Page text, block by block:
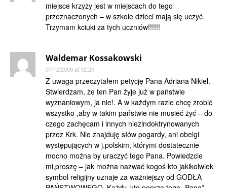
miejsce krzyży jest w miejscach do tego
przeznaczonych – w szkole dzieci mają się uczyć.
Trzymam kciuki za tych uczniów!!!!!!
Waldemar Kossakowski
07/12/2009 at 12:20
Z uwaga przeczytałem petycję Pana Adriana Nikiel.
Stwierdzam, że ten Pan żyje już w państwie
wyznaniowym, ja nie!. A w każdym razie chcę zrobić
wszystko ,aby w takim państwie nie musieć żyć – do
czego zachęcam i innych niezindoktrynowanych
przez Krk. Nie znajduję słów pogardy, ani obelgi
występujących w j.polskim, którymi dostatecznie
mocno można by uraczyć tego Pana. Powiedzcie
mi,proszę – jak można nazwać kogoś kto jakikolwiek
symbol religijny uznaje za ważniejszy od GODŁA